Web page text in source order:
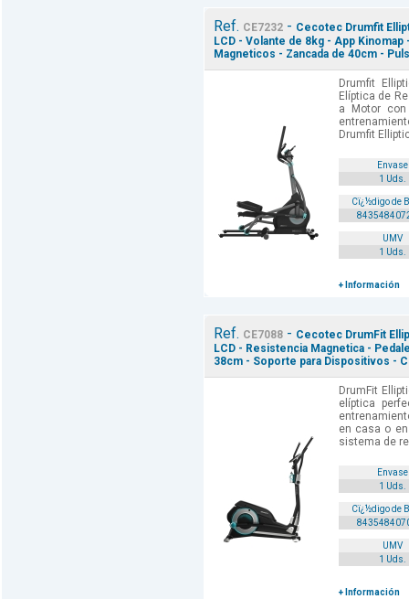
Ref. CE7232- Cecotec Drumfit
LCD - Volante de 8kg - App
Magneticos - Zancada de 40cm -
Drumfit
Elíptica de
a Motor con
Drumfit
Envase
1 Uds.
Cï¿½digo de
UMV
1 Uds.
+ Información
Ref. CE7088- Cecotec DrumFit
LCD - Resistencia Magnetica -
38cm - Soporte para Dispositivos -
DrumFit
elíptica
en casa o
sistema de
Envase
1 Uds.
Cï¿½digo de
UMV
1 Uds.
+ Información